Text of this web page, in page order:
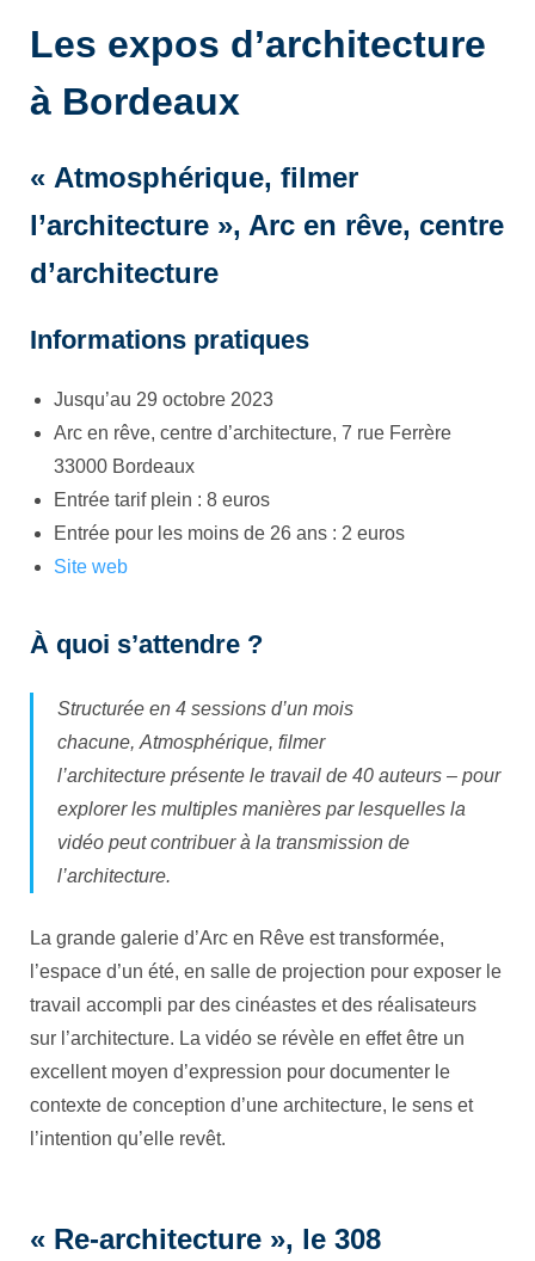
Les expos d’architecture
à Bordeaux
« Atmosphérique, filmer
l’architecture », Arc en rêve, centre
d’architecture
Informations pratiques
Jusqu’au 29 octobre 2023
Arc en rêve, centre d’architecture, 7 rue Ferrère
33000 Bordeaux
Entrée tarif plein : 8 euros
Entrée pour les moins de 26 ans : 2 euros
Site web
À quoi s’attendre ?
Structurée en 4 sessions d’un mois
chacune, Atmosphérique, filmer
l’architecture présente le travail de 40 auteurs – pour
explorer les multiples manières par lesquelles la
vidéo peut contribuer à la transmission de
l’architecture.
La grande galerie d’Arc en Rêve est transformée,
l’espace d’un été, en salle de projection pour exposer le
travail accompli par des cinéastes et des réalisateurs
sur l’architecture. La vidéo se révèle en effet être un
excellent moyen d’expression pour documenter le
contexte de conception d’une architecture, le sens et
l’intention qu’elle revêt.
« Re-architecture », le 308